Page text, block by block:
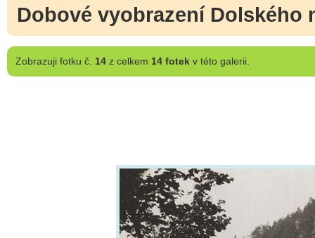
Dobové vyobrazení Dolského
Zobrazujifotku č. 14z celkem 14 fotekv této galerii.